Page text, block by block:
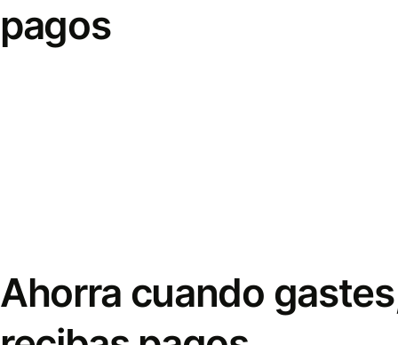
pagos
Ahorra cuando